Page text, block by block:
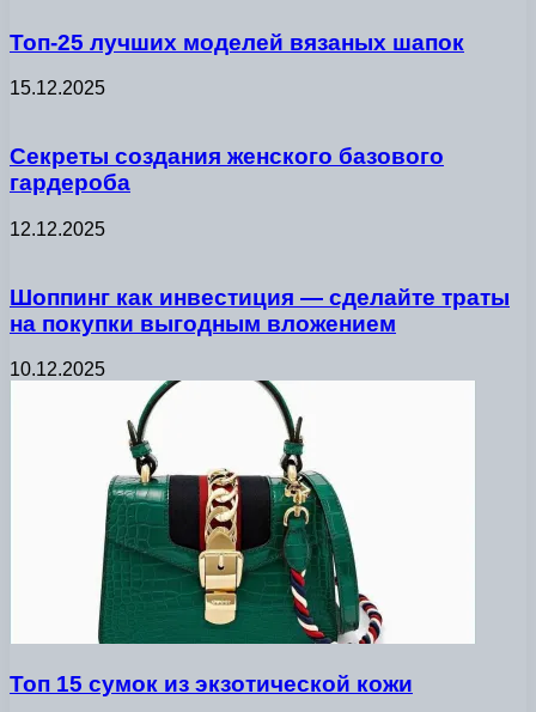
Топ-25 лучших моделей вязаных шапок
15.12.2025
Секреты создания женского базового
гардероба
12.12.2025
Шоппинг как инвестиция — сделайте траты
на покупки выгодным вложением
10.12.2025
Топ 15 сумок из экзотической кожи